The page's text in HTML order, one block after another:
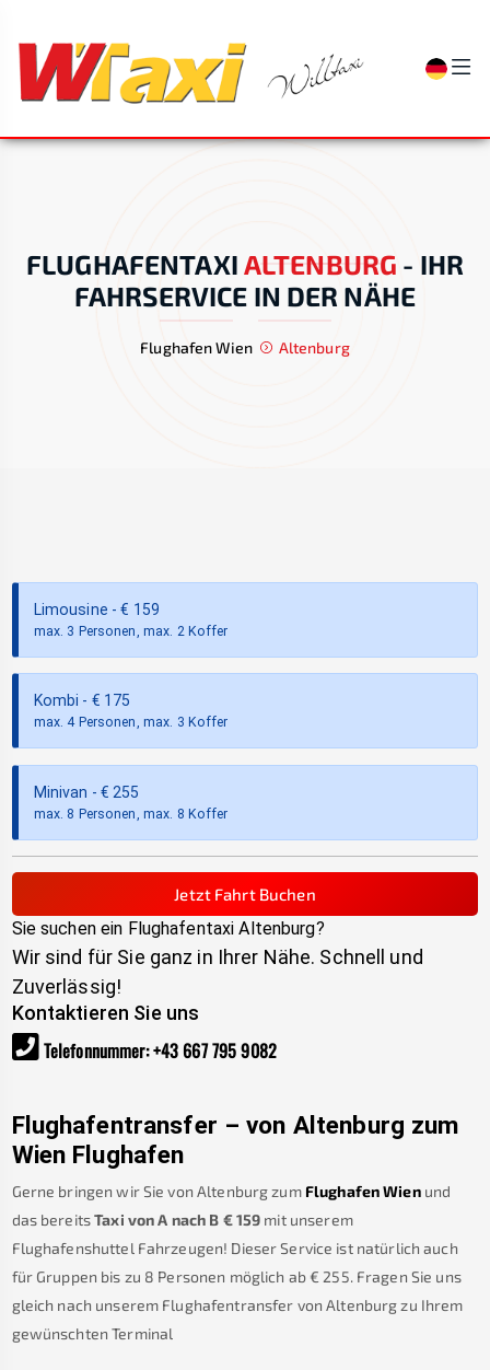
FLUGHAFENTAXI ALTENBURG - IHR
FAHRSERVICE IN DER NÄHE
Flughafen Wien Altenburg
Limousine - € 159
max. 3 Personen, max. 2 Koffer
Kombi - € 175
max. 4 Personen, max. 3 Koffer
Minivan - € 255
max. 8 Personen, max. 8 Koffer
Jetzt Fahrt Buchen
Sie suchen ein Flughafentaxi Altenburg?
Wir sind für Sie ganz in Ihrer Nähe. Schnell und
Zuverlässig!
Kontaktieren Sie uns
Telefonnummer:+43 667 795 9082
Flughafentransfer – von Altenburg zum
Wien Flughafen
Gerne bringen wir Sie von Altenburgzum Flughafen Wien und
das bereitsTaxi von A nach B €159 mit unserem
Flughafenshuttel Fahrzeugen! Dieser Service ist natürlich auch
für Gruppen bis zu 8 Personen möglich ab € 255. Fragen Sie uns
gleich nach unserem Flughafentransfer von Altenburg zu Ihrem
gewünschten Terminal